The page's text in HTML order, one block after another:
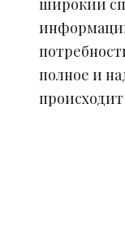
широкий
полное и